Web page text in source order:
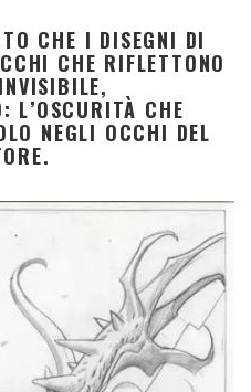
CHE I DISEGNI DI
CHE RIFLETTONO
L’OSCURITÀ CHE
NEGLI OCCHI DEL
.